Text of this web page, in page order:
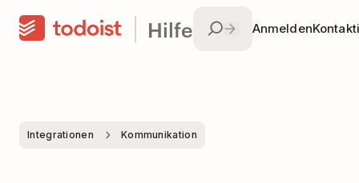
Hilfe Anmelden
Integrationen Kommunikation